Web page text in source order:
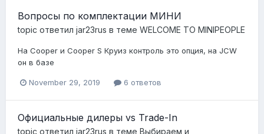
Вопросы по комплектации МИНИ
topic ответил jar23rus в теме WELCOME TO MINIPEOPLE
На Cooper и Cooper S Круиз контроль это опция, на JCW
он в базе
November 29, 2019 6 ответов
Официальные дилеры vs Trade-In
topic ответил jar23rus в теме Выбираем и